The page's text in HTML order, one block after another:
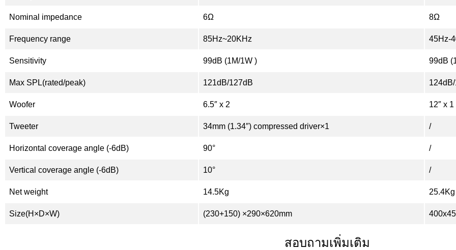
Nominal impedance 6Ω 8Ω
Frequency range 85Hz~20KHz 45Hz-
Sensitivity 99dB (1M/1W ) 99dB
Max SPL(rated/peak) 121dB/127dB
Woofer 6.5″ x 2 12″ x 1
Tweeter 34mm (1.34″) compressed driver×1 /
Horizontal coverage angle (-6dB) 90° /
Vertical coverage angle (-6dB) 10° /
Net weight 14.5Kg 25.4Kg
Size(H×D×W) (230+150) ×290×620mm
สอบถามเพิ่มเติม